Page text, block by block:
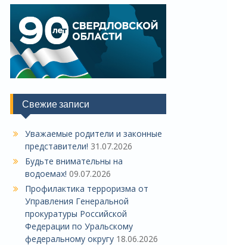
Свежие записи
Уважаемые родители и законные
представители! 31.07.2026
Будьте внимательны на
водоемах! 09.07.2026
Профилактика терроризма от
Управления Генеральной
прокуратуры Российской
Федерации по Уральскому
федеральному округу 18.06.2026